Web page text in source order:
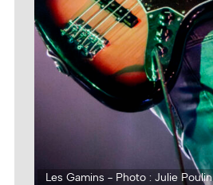
Les Gamins - Photo : Julie Poulin